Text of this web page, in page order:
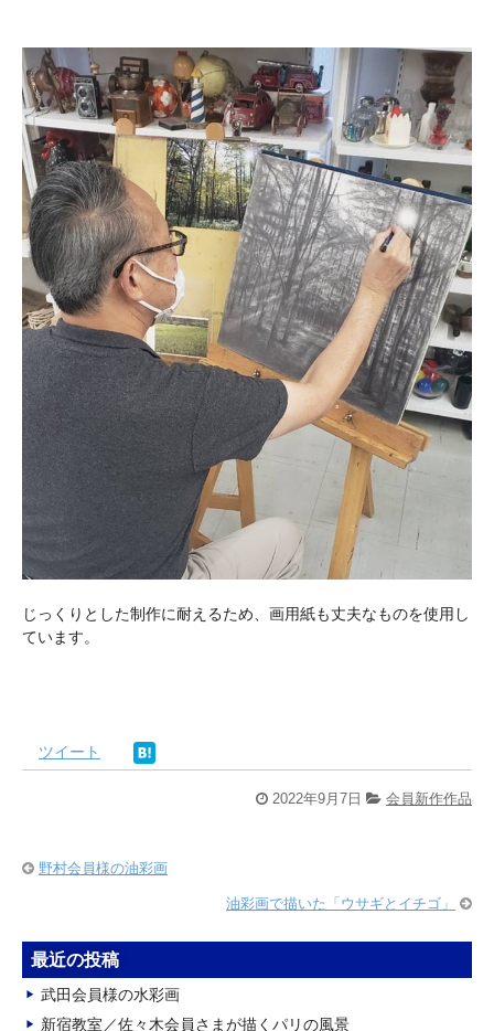
じっくりとした制作に耐えるため、画用紙も丈夫なものを使用し
ています。
ツイート
2022年9月7日 会員新作作品
野村会員様の油彩画
油彩画で描いた「ウサギとイチゴ」
最近の投稿
武田会員様の水彩画
新宿教室／佐々木会員さまが描くパリの風景